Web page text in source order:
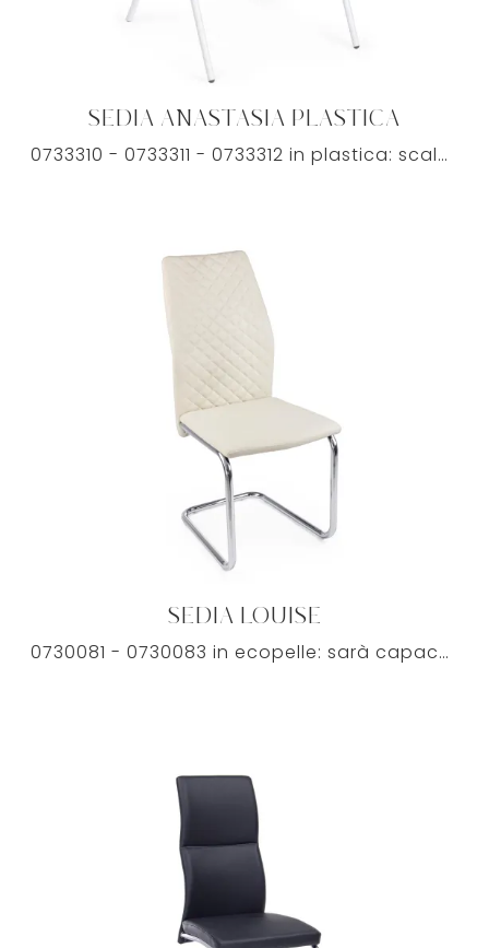
SEDIA ANASTASIA PLASTICA
0733310 - 0733311 - 0733312 in plastica: scalda l’atmosfera di casa, mentre il tavolo in abbinamento renderà il locale di destinazione completamente ...
SEDIA LOUISE
0730081 - 0730083 in ecopelle: sarà capace di arredare ottimamente la sala da pranzo o il soggiorno della tua casa, coniugando doti di praticità e ...